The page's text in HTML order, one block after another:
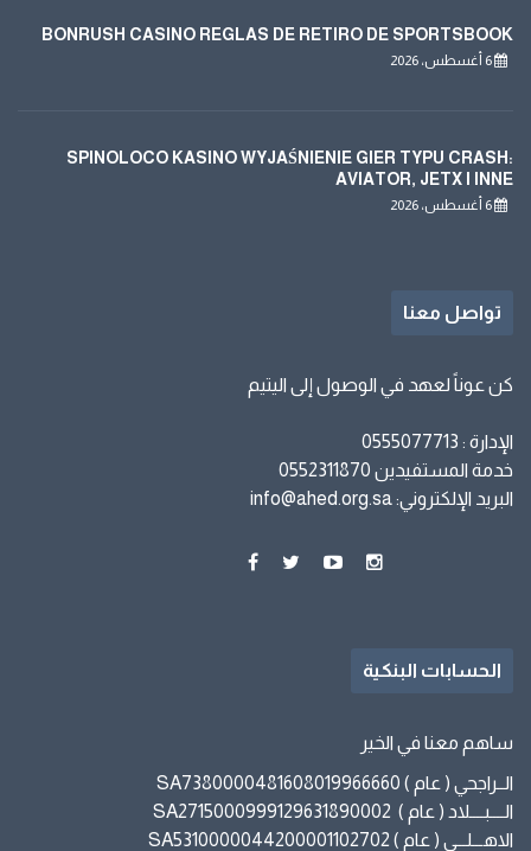
BONRUSH CASINO REGLAS DE RETIRO DE SPORTSBOOK
SPINOLOCO KASINO WYJAŚNIENIE GIER TYPU CRASH:
AVIATOR, JETX I INNE
تواصل معنا
كن عوناً لعهد في الوصول إلى اليتيم
الإدارة : 0555077713
خدمة المستفيدين 0552311870
البريد الإلكتروني: info@ahed.org.sa
الحسابات البنكية
ساهم معنا في الخير
الــراجحي ( عام ) SA7380000481608019966660
الــــبــــلاد ( عام ) SA2715000999129631890002
الاهـــلـــي ( عام ) SA5310000044200001102702